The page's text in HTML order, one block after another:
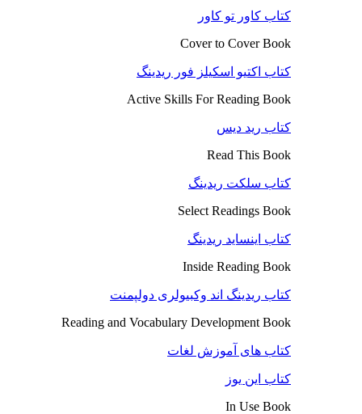
کتاب کاور تو کاور
Cover to Cover Book
کتاب اکتیو اسکیلز فور ریدینگ
Active Skills For Reading Book
کتاب رید دیس
Read This Book
کتاب سلکت ریدینگ
Select Readings Book
کتاب اینساید ریدینگ
Inside Reading Book
کتاب ریدینگ اند وکبیولری دولپمنت
Reading and Vocabulary Development Book
کتاب های آموزش لغات
کتاب این یوز
In Use Book